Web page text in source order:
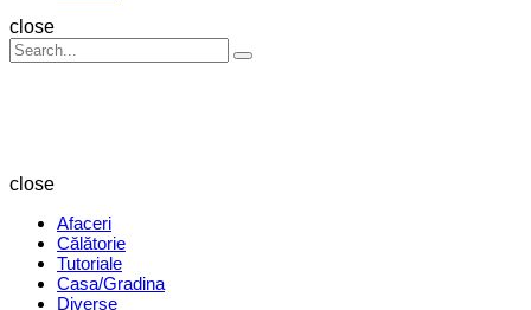
Search
close
Search
for:
Search
close
Afaceri
Călătorie
Tutoriale
Casa/Gradina
Diverse